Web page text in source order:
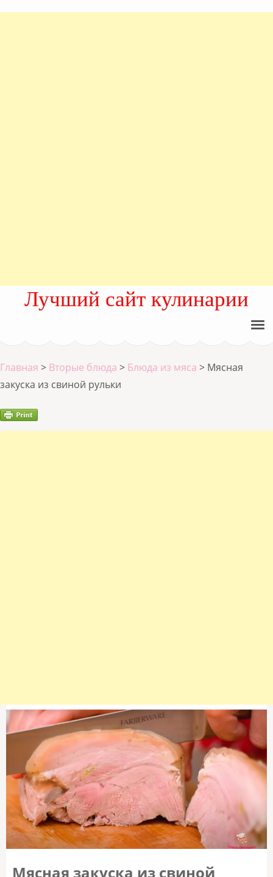
Лучший сайт кулинарии
Главная > Вторые блюда > Блюда из мяса > Мясная
закуска из свиной рульки
Мясная закуска из свиной